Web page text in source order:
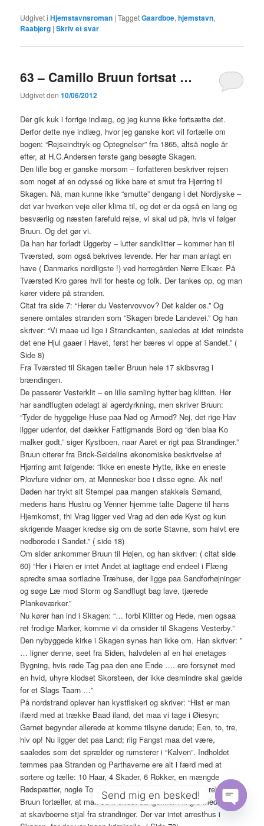
Udgivet i Hjemstavnsroman |TaggetGaardboe,hjemstavn,
Raabjerg |Skriv et svar
63 – Camillo Bruun fortsat …
Udgivet den10/06/2012
Der gik kuk i forrige indlæg, og jeg kunne ikke fortsætte det.
Derfor dette nye indlæg, hvor jeg ganske kort vil fortælle om
bogen: “Rejseindtryk og Optegnelser” fra 1865, altså nogle år
efter, at H.C.Andersen første gang besøgte Skagen.
Den lille bog er ganske morsom – forfatteren beskriver rejsen
som noget af en odyssé og ikke bare et smut fra Hjørring til
Skagen. Nå, man kunne ikke “smutte” dengang i det Nordjyske –
det var hverken veje eller klima til, og det er da også en lang og
besværlig og næsten farefuld rejse, vi skal ud på, hvis vi følger
Bruun. Og det gør vi.
Da han har forladt Uggerby – lutter sandklitter – kommer han til
Tværsted, som også bekrives levende. Her har man anlagt en
have ( Danmarks nordligste !) ved herregården Nørre Elkær. På
Tværsted Kro gøres hvil for heste og folk. Der tankes op, og man
kører videre på stranden.
Citat fra side 7: “Hører du Vestervovvov? Det kalder os.” Og
senere omtales stranden som “Skagen brede Landevei.” Og han
skriver: “Vi maae ud lige i Strandkanten, saaledes at idet mindste
det ene Hjul gaaer i Havet, først her bæres vi oppe af Sandet.” (
Side 8)
Fra Tværsted til Skagen tæller Bruun hele 17 skibsvrag i
brændingen.
De passerer Vesterklit – en lille samling hytter bag klitten. Her
har sandflugten ødelagt al agerdyrkning, men skriver Bruun:
“Tyder de hyggelige Huse paa Nød og Armod? Nej, det rige Hav
ligger udenfor, det dækker Fattigmands Bord og “den blaa Ko
malker godt,” siger Kystboen, naar Aaret er rigt paa Strandinger.”
Bruun citerer fra Brick-Seidelins økonomiske beskrivelse af
Hjørring amt følgende: “Ikke en eneste Hytte, ikke en eneste
Plovfure vidner om, at Mennesker boe i disse egne. Ak nei!
Døden har trykt sit Stempel paa mangen stakkels Sømand,
medens hans Hustru og Venner hjemme talte Dagene til hans
Hjemkomst, thi Vrag ligger ved Vrag ad den øde Kyst og kun
skrigende Maager kredse sig om de sorte Stavne, som halvt ere
nedborede i Sandet.” ( side 18)
Om sider ankommer Bruun til Højen, og han skriver: ( citat side
60) “Her i Høien er intet Andet at iagttage end endeel i Flæng
spredte smaa sortladne Træhuse, der ligge paa Sandforhøjninger
og søge Læ mod Storm og Sandflugt bag lave, tjærede
Plankeværker.”
Nu kører han ind i Skagen: “… forbi Klitter og Hede, men ogsaa
ret frodige Marker, komme vi da omsider til Skagens Vesterby.”
Den nybyggede kirke i Skagen synes han ikke om. Han skriver: ”
… ligner denne, seet fra Siden, halvdelen af en høi enetages
Bygning, hvis røde Tag paa den ene Ende …. ere forsynet med
en hvid, uhyre klodset Skorsteen, der ikke desmindre skal gælde
for et Slags Taarn …”
På nordstrand oplever han kystfiskeri og skriver: “Hist er man
ifærd med at trække Baad iland, det maa vi tage i Øiesyn;
Garnet begynder allerede at komme tilsyne derude; Een, to, tre,
hiv op! Nu ligger det paa Land; riig Fangst maa det være,
saaledes som det sprælder og rumsterer i “Kalven”. Indholdet
tømmes paa Stranden og Parthaverne ere alt i færd med at
sortere og tælle: 10 Haar, 4 Skader, 6 Rokker, en mængde
Rødspætter, nogle Torsk og Hornfisk samt enkelte Makrel.”
Bruun fortæller, at man som oftest så igennem fingre med,
at skavboerne stjal fra strandinger. Der var intet arresthus i
Send mig en besked!